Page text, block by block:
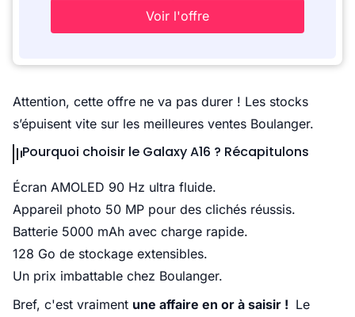
Voir l'offre
Attention, cette offre ne va pas durer ! Les stocks
s’épuisent vite sur les meilleures ventes Boulanger.
Pourquoi choisir le Galaxy A16 ? Récapitulons
Écran AMOLED 90 Hz ultra fluide.
Appareil photo 50 MP pour des clichés réussis.
Batterie 5000 mAh avec charge rapide.
128 Go de stockage extensibles.
Un prix imbattable chez Boulanger.
Bref, c'est vraiment une affaire en or à saisir ! Le